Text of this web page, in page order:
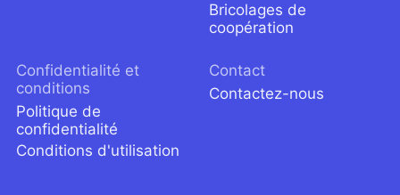
Bricolages de
coopération
Confidentialité et
conditions
Politique de
confidentialité
Conditions d'utilisation
Contact
Contactez-nous